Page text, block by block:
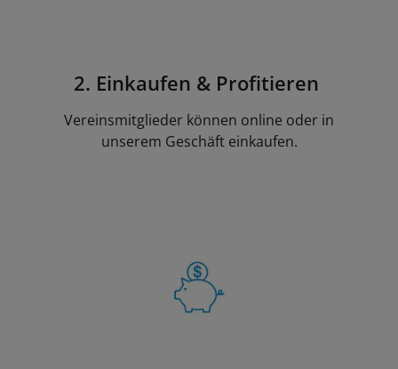
2. Einkaufen & Profitieren
Vereinsmitglieder können online oder in
unserem Geschäft einkaufen.